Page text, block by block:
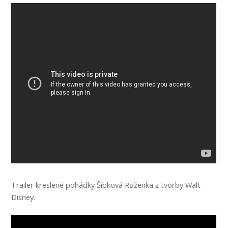
Trailer kreslené pohádky Šípková Růženka z tvorby Walt
Disney.